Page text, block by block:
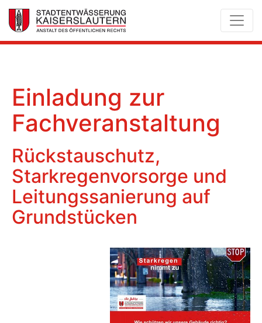
Einladung zur
Fachveranstaltung
Rückstauschutz,
Starkregenvorsorge und
Leitungssanierung auf
Grundstücken